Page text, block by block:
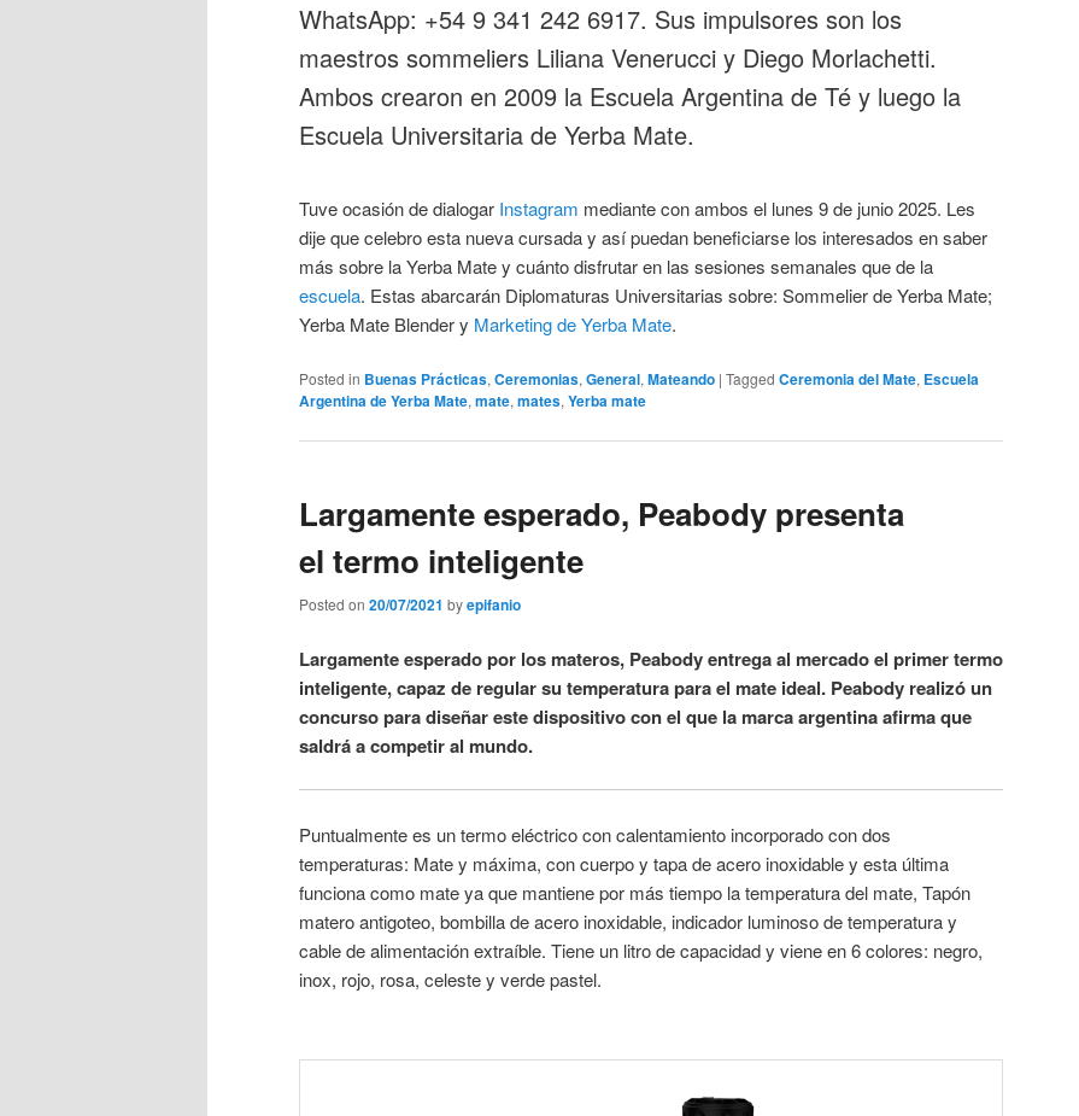
WhatsApp: +54 9 341 242 6917. Sus impulsores son los
maestros sommeliers Liliana Venerucci y Diego Morlachetti.
Ambos crearon en 2009 la Escuela Argentina de Té y luego la
Escuela Universitaria de Yerba Mate.
Tuve ocasión de dialogar Instagram mediante con ambos el lunes 9 de junio 2025. Les
dije que celebro esta nueva cursada y así puedan beneficiarse los interesados en saber
más sobre la Yerba Mate y cuánto disfrutar en las sesiones semanales que de la
escuela. Estas abarcarán Diplomaturas Universitarias sobre: Sommelier de Yerba Mate;
Yerba Mate Blender y Marketing de Yerba Mate.
Posted in Buenas Prácticas, Ceremonias, General, Mateando | Tagged Ceremonia del Mate, Escuela
Argentina de Yerba Mate, mate, mates, Yerba mate
Largamente esperado, Peabody presenta
el termo inteligente
Posted on 20/07/2021 byepifanio
Largamente esperado por los materos, Peabody entrega al mercado el primer termo
inteligente, capaz de regular su temperatura para el mate ideal. Peabody realizó un
concurso para diseñar este dispositivo con el que la marca argentina afirma que
saldrá a competir al mundo.
Puntualmente es un termo eléctrico con calentamiento incorporado con dos
temperaturas: Mate y máxima, con cuerpo y tapa de acero inoxidable y esta última
funciona como mate ya que mantiene por más tiempo la temperatura del mate, Tapón
matero antigoteo, bombilla de acero inoxidable, indicador luminoso de temperatura y
cable de alimentación extraíble. Tiene un litro de capacidad y viene en 6 colores: negro,
inox, rojo, rosa, celeste y verde pastel.